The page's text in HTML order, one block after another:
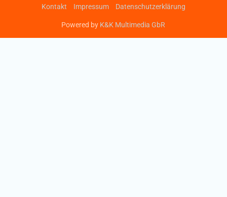
Kontakt
Impressum Datenschutzerklärung
Powered by K&K Multimedia GbR